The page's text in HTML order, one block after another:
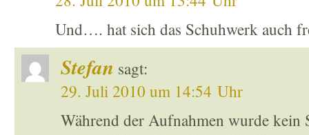
Und…. hat sich das Schuhwerk auch
Stefan sagt:
29. Juli 2010 um 14:54 Uhr
Während der Aufnahmen wurde kein